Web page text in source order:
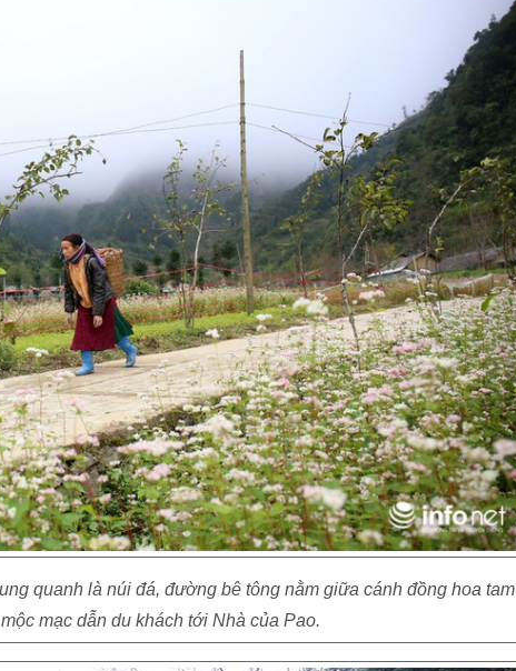
quanh là núi đá, đường bê tông nằm giữa cánh đồng hoa tam
mạc dẫn du khách tới Nhà của Pao.